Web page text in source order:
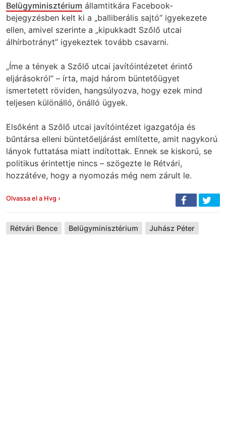
Belügyminisztérium államtitkára Facebook-
bejegyzésben kelt ki a „balliberális sajtó” igyekezete
ellen, amivel szerinte a „kipukkadt Szőlő utcai
álhírbotrányt” igyekeztek tovább csavarni.
„Íme a tények a Szőlő utcai javítóintézetet érintő
eljárásokról” – írta, majd három büntetőügyet
ismertetett röviden, hangsúlyozva, hogy ezek mind
teljesen különálló, önálló ügyek.
Elsőként a Szőlő utcai javítóintézet igazgatója és
bűntársa elleni büntetőeljárást említette, amit nagykorú
lányok futtatása miatt indítottak. Ennek se kiskorú, se
politikus érintettje nincs – szögezte le Rétvári,
hozzátéve, hogy a nyomozás még nem zárult le.
Olvassa el a Hvg ›
Rétvári Bence Belügyminisztérium Juhász Péter